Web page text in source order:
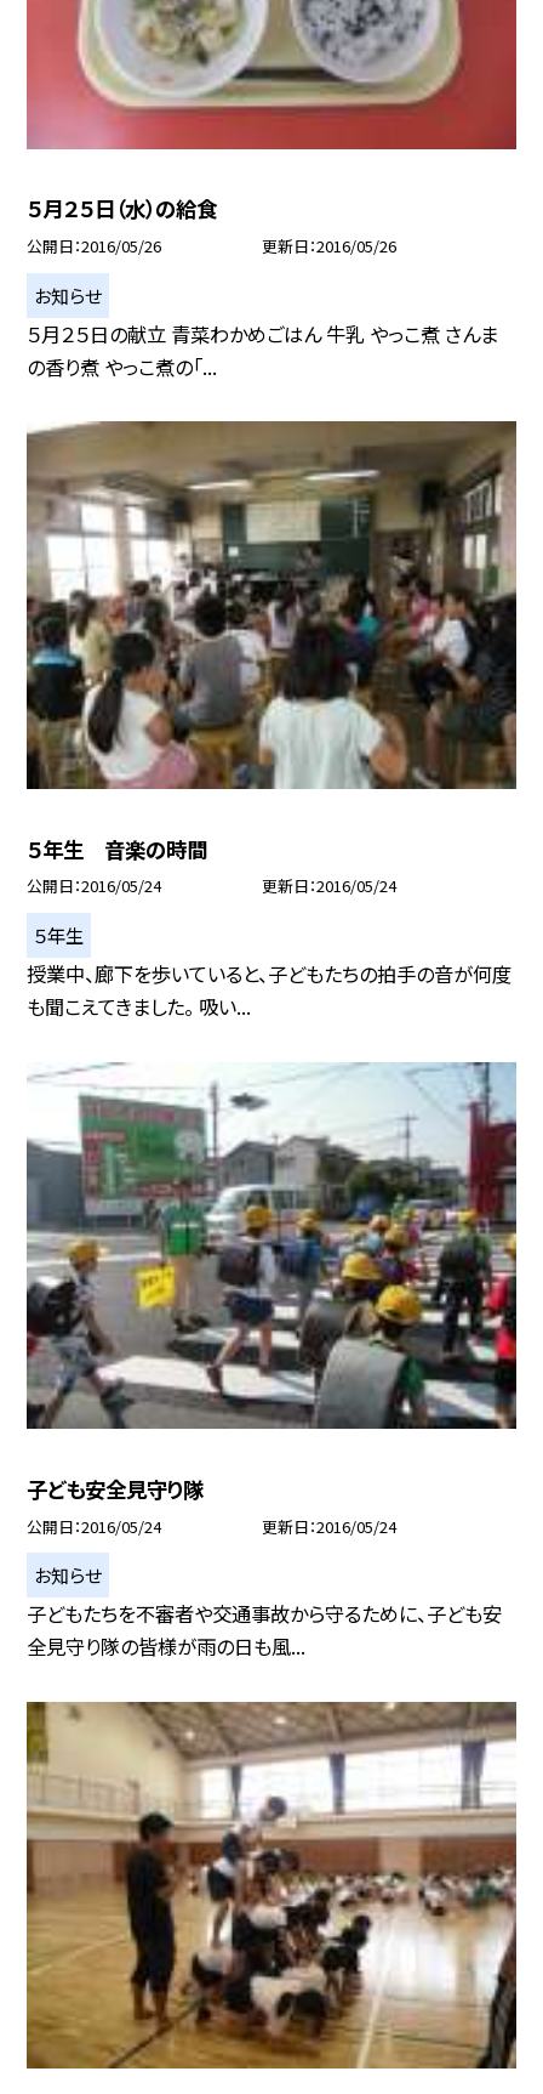
５月２５日（水）の給食
公開日 2016/05/26 更新日 2016/05/26
お知らせ
５月２５日の献立 青菜わかめごはん 牛乳 やっこ煮 さんま
の香り煮 やっこ煮の「...
５年生 音楽の時間
公開日 2016/05/24 更新日 2016/05/24
５年生
授業中、廊下を歩いていると、子どもたちの拍手の音が何度
も聞こえてきました。 吸い...
子ども安全見守り隊
公開日 2016/05/24 更新日 2016/05/24
お知らせ
子どもたちを不審者や交通事故から守るために、子ども安
全見守り隊の皆様が雨の日も風...